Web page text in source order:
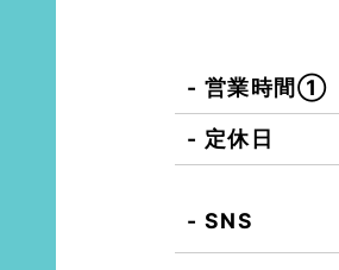
営業時間①
定休日
SNS